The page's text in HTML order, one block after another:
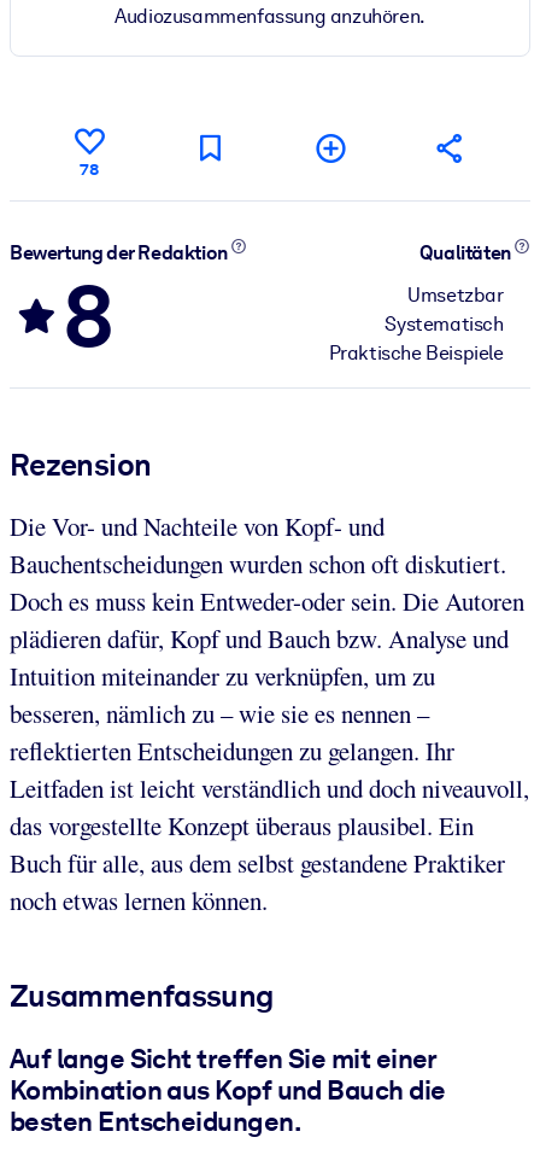
Audiozusammenfassung anzuhören.
78
Bewertung der Redaktion
8
Qualitäten
Umsetzbar
Systematisch
Praktische Beispiele
Rezension
Die Vor- und Nachteile von Kopf- und
Bauchentscheidungen wurden schon oft diskutiert.
Doch es muss kein Entweder-oder sein. Die Autoren
plädieren dafür, Kopf und Bauch bzw. Analyse und
Intuition miteinander zu verknüpfen, um zu
besseren, nämlich zu – wie sie es nennen –
reflektierten Entscheidungen zu gelangen. Ihr
Leitfaden ist leicht verständlich und doch niveauvoll,
das vorgestellte Konzept überaus plausibel. Ein
Buch für alle, aus dem selbst gestandene Praktiker
noch etwas lernen können.
Zusammenfassung
Auf lange Sicht treffen Sie mit einer
Kombination aus Kopf und Bauch die
besten Entscheidungen.